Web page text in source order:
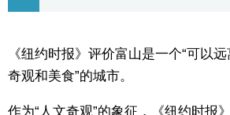
日本一瞥
人物访谈
东京
《纽约时报》评价富山是一个“可以
奇观和美食”的城市。
作为“人文奇观”的象征，《纽约时报